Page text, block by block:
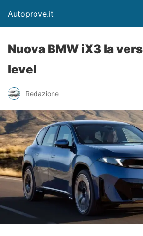
Autoprove.it
Nuova BMW iX3 la
level
Redazione